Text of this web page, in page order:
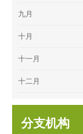
九月
十月
十一月
十二月
分支机构